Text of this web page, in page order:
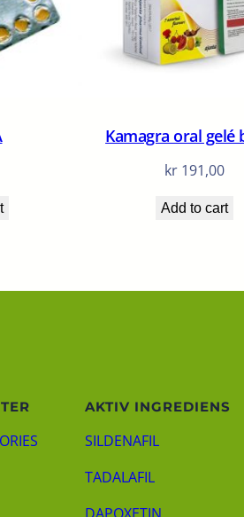
Kamagra oral gelé
kr191,00
Add to cart
AKTIV INGREDIENS
SILDENAFIL
TADALAFIL
DAPOXETIN